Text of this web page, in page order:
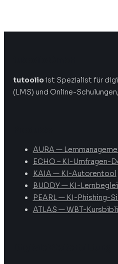
tutoolioist Spezialist für
(LMS) und Online-
AURA —
ECHO – KI-Umfragen-
KAIA — KI-Autorentool
BUDDY — KI-
PEARL — KI-Phishing-
ATLAS — WBT-